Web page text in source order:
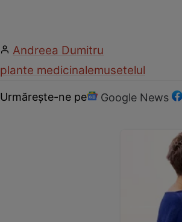
Andreea Dumitru
plante medicinalemusetelul
Urmărește-ne pe Google News